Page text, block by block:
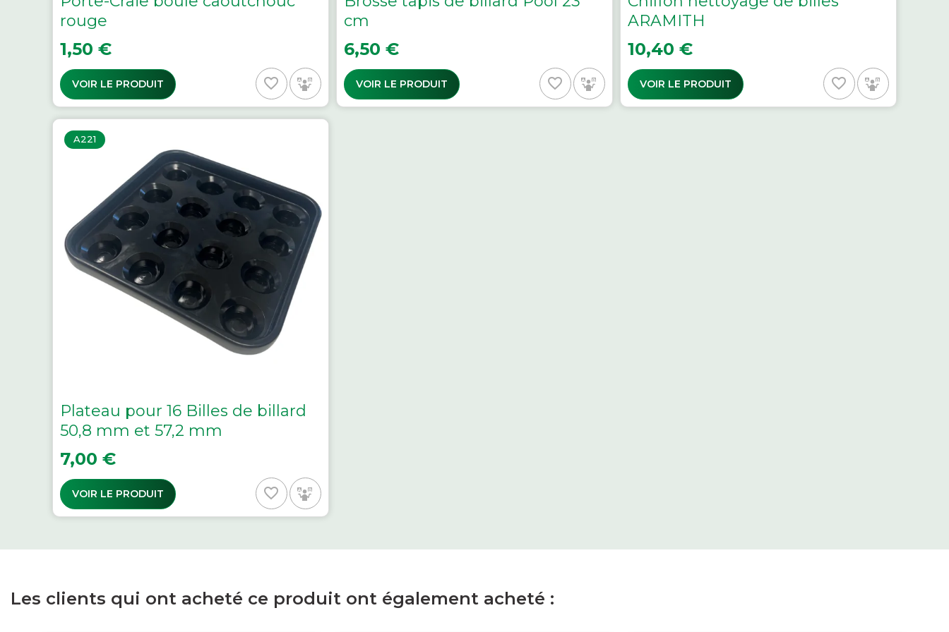
rouge
Prix
1,50 €
VOIR LE PRODUIT favorite_border
cm
Prix
6,50 €
VOIR LE PRODUIT favorite_border
ARAMITH
Prix
10,40 €
VOIR LE PRODUIT favorite_border
A221
Plateau pour 16 Billes de billard
50,8 mm et 57,2 mm
Prix
7,00 €
VOIR LE PRODUIT favorite_border
Les clients qui ont acheté ce produit ont également acheté :